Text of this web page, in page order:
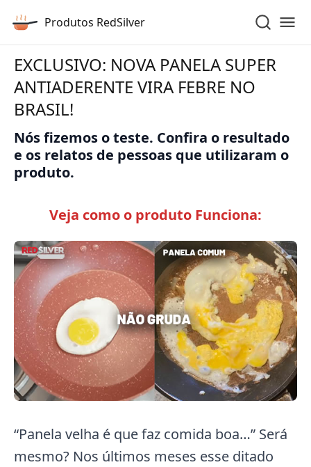
Produtos RedSilver
EXCLUSIVO: NOVA PANELA SUPER
ANTIADERENTE VIRA FEBRE NO
BRASIL!
Nós fizemos o teste. Confira o resultado
e os relatos de pessoas que utilizaram o
produto.
Veja como o produto Funciona:
“Panela velha é que faz comida boa…” Será
mesmo? Nos últimos meses esse ditado